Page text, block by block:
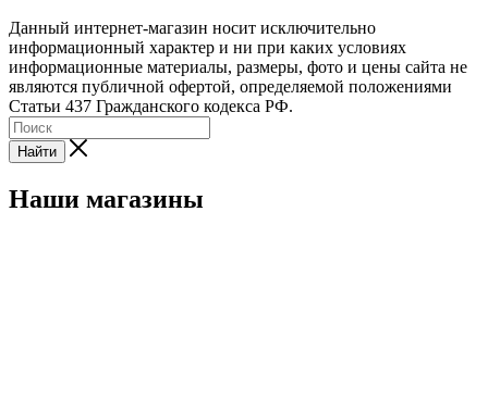
Данный интернет-магазин носит исключительно
информационный характер и ни при каких условиях
информационные материалы, размеры, фото и цены сайта не
являются публичной офертой, определяемой положениями
Статьи 437 Гражданского кодекса РФ.
Найти
Наши магазины